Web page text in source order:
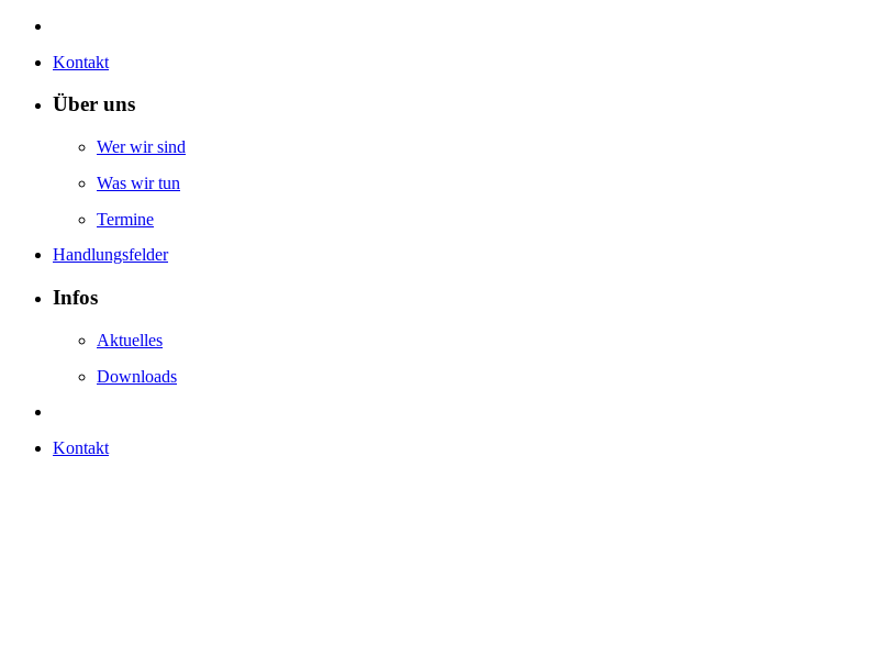
Kontakt
Über uns
Wer wir sind
Was wir tun
Termine
Handlungsfelder
Infos
Aktuelles
Downloads
Kontakt